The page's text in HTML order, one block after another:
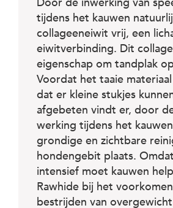
tijdens het kauwen
collageeneiwit vrij, een
eiwitverbinding. Dit
eigenschap om tandplak
Voordat het taaie
dat er kleine stukjes
afgebeten vindt er, door
werking tijdens het
grondige en zichtbare
hondengebit plaats.
intensief moet kauwen
Rawhide bij het
bestrijden van